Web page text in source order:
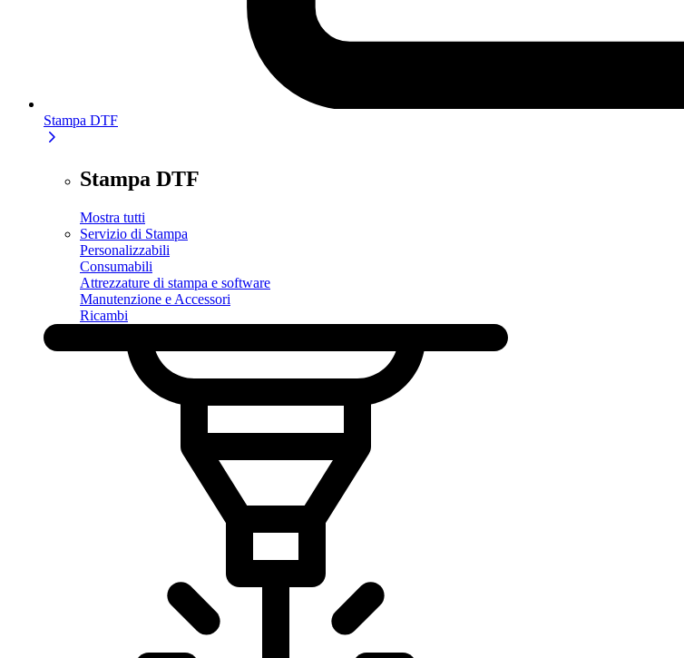
Stampa DTF
Stampa DTF
Mostra tutti
Servizio di Stampa
Personalizzabili
Consumabili
Attrezzature di stampa e software
Manutenzione e Accessori
Ricambi